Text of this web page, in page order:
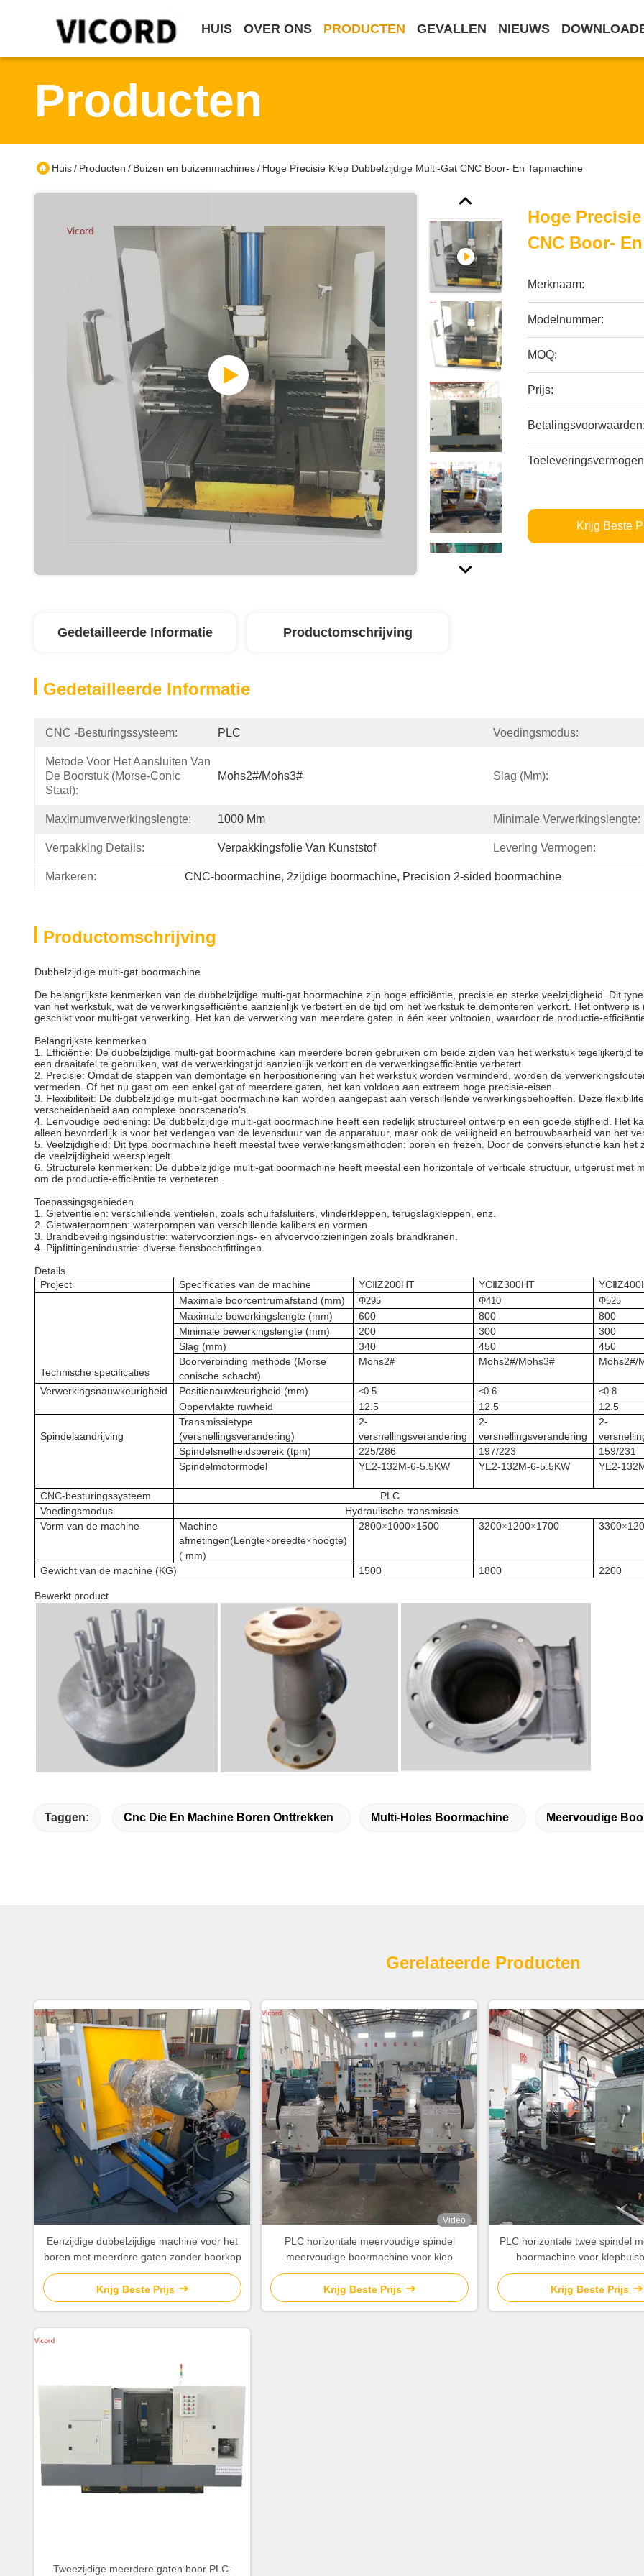
HUIS OVER ONS PRODUCTEN GEVALLEN NIEUWS
Producten
Huis/ Producten / Buizen en buizenmachines/ Hoge Precisie Klep Dubbelzijdige Multi-Gat CNC Boor- En Tapmachine
Hoge
CNC Boor-
Merknaam:
Modelnummer:
MOQ:
Prijs:
Betalingsvoorwaarden:
Krijg Beste
Gedetailleerde Informatie Productomschrijving
Gedetailleerde Informatie
CNC -besturingssysteem: PLC Voedingsmodus:
Metode Voor Het Aansluiten Van
De Boorstuk (Morse-Conic
Staaf):
Mohs2#/Mohs3# Slag (mm):
Maximumverwerkingslengte: 1000 Mm Minimale Verwerkingslengte:
Verpakking Details: Verpakkingsfolie Van Kunststof Levering Vermogen:
Markeren: CNC-boormachine, 2zijdige boormachine, Precision 2-sided boormachine
Productomschrijving
Dubbelzijdige multi-gat boormachine
De belangrijkste kenmerken van de dubbelzijdige multi-gat boormachine zijn hoge efficiëntie, precisie en sterke veelzijdigheid. Dit
van het werkstuk, wat de verwerkingsefficiëntie aanzienlijk verbetert en de tijd om het werkstuk te demonteren verkort. Het ontwerp
geschikt voor multi-gat verwerking. Het kan de verwerking van meerdere gaten in één keer voltooien, waardoor de productie-
Belangrijkste kenmerken
1. Efficiëntie: De dubbelzijdige multi-gat boormachine kan meerdere boren gebruiken om beide zijden van het werkstuk tegelijkertijd
een draaitafel te gebruiken, wat de verwerkingstijd aanzienlijk verkort en de verwerkingsefficiëntie verbetert.
2. Precisie: Omdat de stappen van demontage en herpositionering van het werkstuk worden verminderd, worden de
vermeden. Of het nu gaat om een enkel gat of meerdere gaten, het kan voldoen aan extreem hoge precisie-eisen.
3. Flexibiliteit: De dubbelzijdige multi-gat boormachine kan worden aangepast aan verschillende verwerkingsbehoeften. Deze
verscheidenheid aan complexe boorscenario's.
4. Eenvoudige bediening: De dubbelzijdige multi-gat boormachine heeft een redelijk structureel ontwerp en een goede stijfheid. Het
alleen bevorderlijk is voor het verlengen van de levensduur van de apparatuur, maar ook de veiligheid en betrouwbaarheid van het
5. Veelzijdigheid: Dit type boormachine heeft meestal twee verwerkingsmethoden: boren en frezen. Door de conversiefunctie kan
de veelzijdigheid weerspiegelt.
6. Structurele kenmerken: De dubbelzijdige multi-gat boormachine heeft meestal een horizontale of verticale structuur, uitgerust met
om de productie-efficiëntie te verbeteren.
Toepassingsgebieden
1. Gietventielen: verschillende ventielen, zoals schuifafsluiters, vlinderkleppen, terugslagkleppen, enz.
2. Gietwaterpompen: waterpompen van verschillende kalibers en vormen.
3. Brandbeveiligingsindustrie: watervoorzienings- en afvoervoorzieningen zoals brandkranen.
4. Pijpfittingenindustrie: diverse flensbochtfittingen.
Details
Project
Specificaties van de machine YC ⅡZ200HT YC ⅡZ300HT YC Ⅱ
Technische specificaties
Maximale boorcentrumafstand (mm) Φ295 Φ410 Φ525
Maximale bewerkingslengte (mm) 600 800 800
Minimale bewerkingslengte (mm)
200 300 300
Slag (mm)
340 450 450
Boorverbinding methode (Morse
conische schacht)
Mohs2# Mohs2#/Mohs3# Mohs2#/
Verwerkingsnauwkeurigheid Positienauwkeurigheid (mm) ≤0.5 ≤0.6 ≤0.8
Oppervlakte ruwheid 12.5 12.5 12.5
Spindelaandrijving
Transmissietype
(versnellingsverandering)
2-
versnellingsverandering
2-
versnellingsverandering
2-
Spindelsnelheidsbereik (tpm)
225/286 197/223 159/231
Spindelmotormodel
YE2-132M-6-5.5KW YE2-132M-6-5.5KW YE2-
CNC-besturingssysteem
PLC
Voedingsmodus
Hydraulische transmissie
Vorm van de machine
Machine
afmetingen(Lengte×breedte×hoogte)
( mm)
2800×1000×1500 3200×1200×1700 3300×
Gewicht van de machine (KG) 1500 1800 2200
Bewerkt product
Taggen: Cnc Die En Machine Boren Onttrekken Multi-Holes Boormachine Meervoudige
Gerelateerde Producten
Eenzijdige dubbelzijdige machine voor het
boren met meerdere gaten zonder boorkop
Krijg Beste Prijs
Video
PLC horizontale meervoudige spindel
meervoudige boormachine voor klep
Krijg Beste Prijs
PLC horizontale twee spindel
boormachine voor
Krijg Beste Prijs
Tweezijdige meerdere gaten boor PLC-